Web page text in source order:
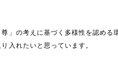
」の考えに基づく多様性を認める
入れたいと思っています。